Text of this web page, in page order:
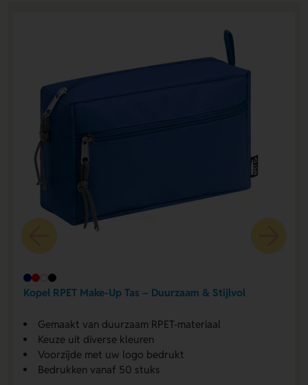
Kopel RPET Make-Up Tas – Duurzaam & Stijlvol
Gemaakt van duurzaam RPET-materiaal
Keuze uit diverse kleuren
Voorzijde met uw logo bedrukt
Bedrukken vanaf 50 stuks